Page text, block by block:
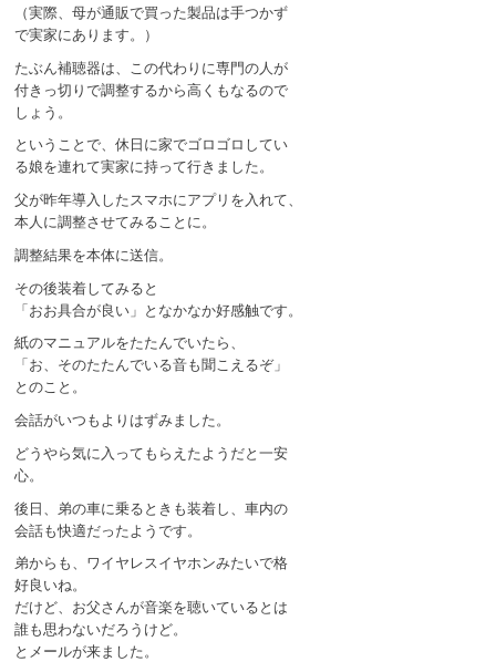
（実際、母が通販で買った製品は手つかず
で実家にあります。）
たぶん補聴器は、この代わりに専門の人が
付きっ切りで調整するから高くもなるので
しょう。
ということで、休日に家でゴロゴロしてい
る娘を連れて実家に持って行きました。
父が昨年導入したスマホにアプリを入れて、
本人に調整させてみることに。
調整結果を本体に送信。
その後装着してみると
「おお具合が良い」となかなか好感触です。
紙のマニュアルをたたんでいたら、
「お、そのたたんでいる音も聞こえるぞ」
とのこと。
会話がいつもよりはずみました。
どうやら気に入ってもらえたようだと一安
心。
後日、弟の車に乗るときも装着し、車内の
会話も快適だったようです。
弟からも、ワイヤレスイヤホンみたいで格
好良いね。
だけど、お父さんが音楽を聴いているとは
誰も思わないだろうけど。
とメールが来ました。